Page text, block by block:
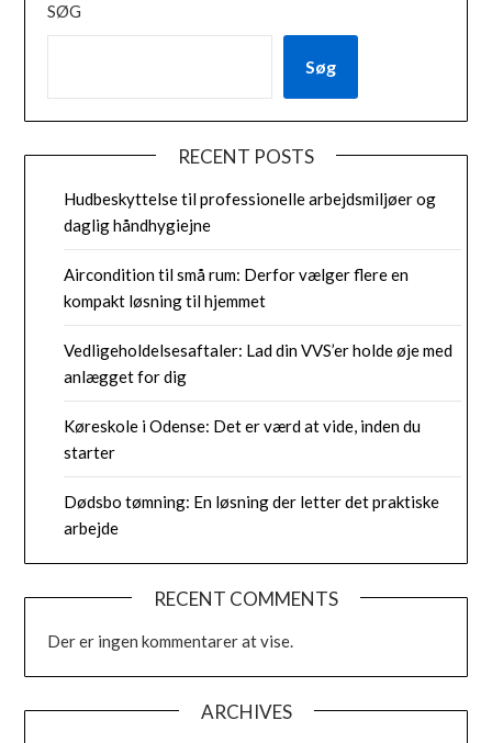
SØG
Søg
RECENT POSTS
Hudbeskyttelse til professionelle arbejdsmiljøer og
daglig håndhygiejne
Aircondition til små rum: Derfor vælger flere en
kompakt løsning til hjemmet
Vedligeholdelsesaftaler: Lad din VVS’er holde øje med
anlægget for dig
Køreskole i Odense: Det er værd at vide, inden du
starter
Dødsbo tømning: En løsning der letter det praktiske
arbejde
RECENT COMMENTS
Der er ingen kommentarer at vise.
ARCHIVES